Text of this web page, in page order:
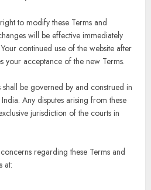
to modify these Terms and
will be effective immediately
continued use of the website after
your acceptance of the new Terms.
be governed by and construed in
Any disputes arising from these
jurisdiction of the courts in
regarding these Terms and
at: